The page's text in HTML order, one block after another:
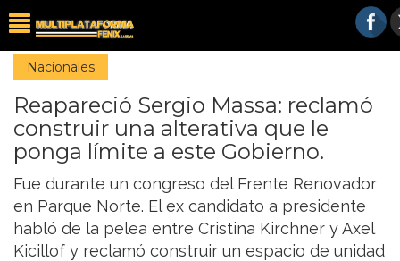
Nacionales
Reapareció Sergio Massa: reclamó
construir una alterativa que le
ponga límite a este Gobierno.
Fue durante un congreso del Frente Renovador
en Parque Norte. El ex candidato a presidente
habló de la pelea entre Cristina Kirchner y Axel
Kicillof y reclamó construir un espacio de unidad